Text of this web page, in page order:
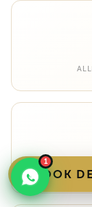
BOOK
1